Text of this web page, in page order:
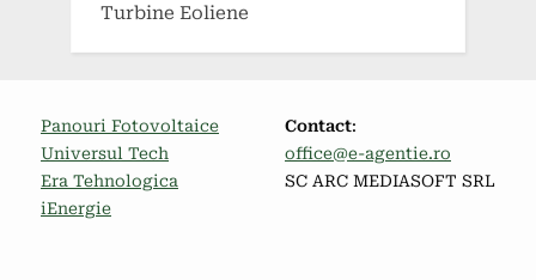
Turbine Eoliene
Panouri Fotovoltaice
Universul Tech
Era Tehnologica
iEnergie
Contact:
office@e-agentie.ro
SC ARC MEDIASOFT SRL